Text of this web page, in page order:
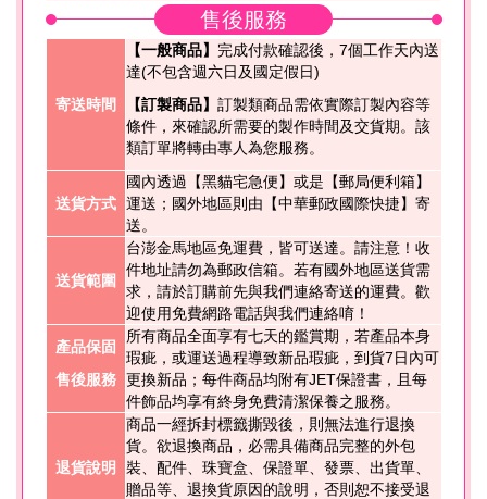
售後服務
寄送時間
【一般商品】 完成付款確認後，7個工作天內送
達(不包含週六日及國定假日)
【訂製商品】 訂製類商品需依實際訂製內容等
條件，來確認所需要的製作時間及交貨期。該
類訂單將轉由專人為您服務。
送貨方式
國內透過【黑貓宅急便】或是【郵局便利箱】
運送；國外地區則由【中華郵政國際快捷】寄
送。
送貨範圍
台澎金馬地區免運費，皆可送達。請注意！收
件地址請勿為郵政信箱。若有國外地區送貨需
求，請於訂購前先與我們連絡寄送的運費。歡
迎使用免費網路電話與我們連絡唷！
產品保固
售後服務
所有商品全面享有七天的鑑賞期，若產品本身
瑕疵，或運送過程導致新品瑕疵，到貨7日內可
更換新品；每件商品均附有JET保證書，且每
件飾品均享有終身免費清潔保養之服務。
退貨說明
商品一經拆封標籤撕毀後，則無法進行退換
貨。欲退換商品，必需具備商品完整的外包
裝、配件、珠寶盒、保證單、發票、出貨單、
贈品等、退換貨原因的說明，否則恕不接受退